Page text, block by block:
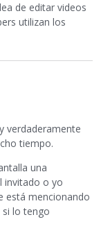
de editar videos
utilizan los
verdaderamente
tiempo.
una
invitado o yo
está mencionando
lo tengo